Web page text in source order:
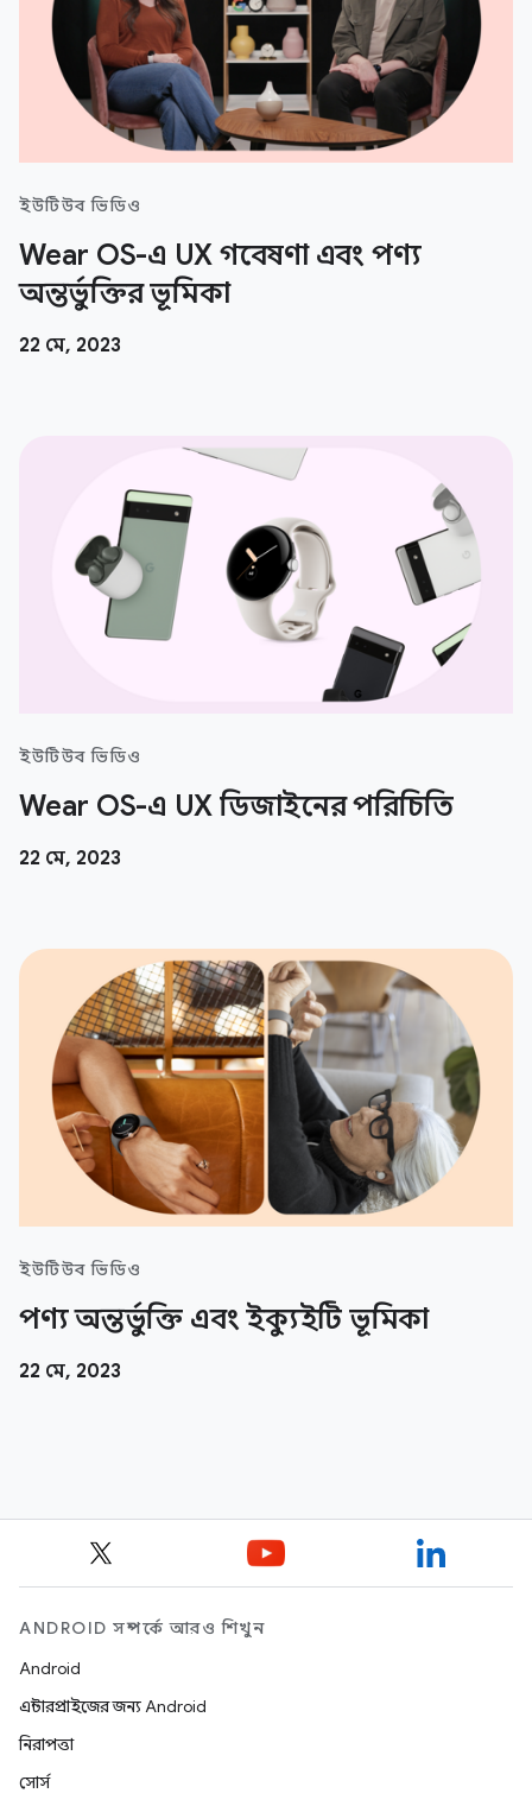
ইউটিউব ভিডিও
Wear OS-এ UX গবেষণা এবং পণ্য
অন্তর্ভুক্তির ভূমিকা
22 মে, 2023
ইউটিউব ভিডিও
Wear OS-এ UX ডিজাইনের পরিচিতি
22 মে, 2023
ইউটিউব ভিডিও
পণ্য অন্তর্ভুক্তি এবং ইক্যুইটি ভূমিকা
22 মে, 2023
ANDROID সম্পর্কে আরও শিখুন
Android
এন্টারপ্রাইজের জন্য Android
নিরাপত্তা
সোর্স